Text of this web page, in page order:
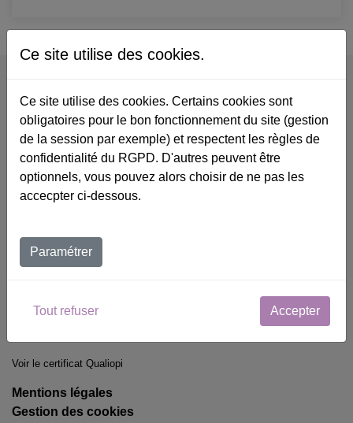
Association Pikler Lóczy-France
26 bd Brune, 75014 Paris
01 43 95 48 15
pikler.loczy@pikler.fr
Voir le certificat Qualiopi
Mentions légales
Gestion des cookies
Ce site utilise des cookies.
Ce site utilise des cookies. Certains cookies sont
obligatoires pour le bon fonctionnement du site (gestion
de la session par exemple) et respectent les règles de
confidentialité du RGPD. D'autres peuvent être
optionnels, vous pouvez alors choisir de ne pas les
accecpter ci-dessous.
Paramétrer
Tout refuser Accepter